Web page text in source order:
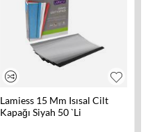
Lamiess 15 Mm Isısal Cilt
Kapağı Siyah 50 `Li